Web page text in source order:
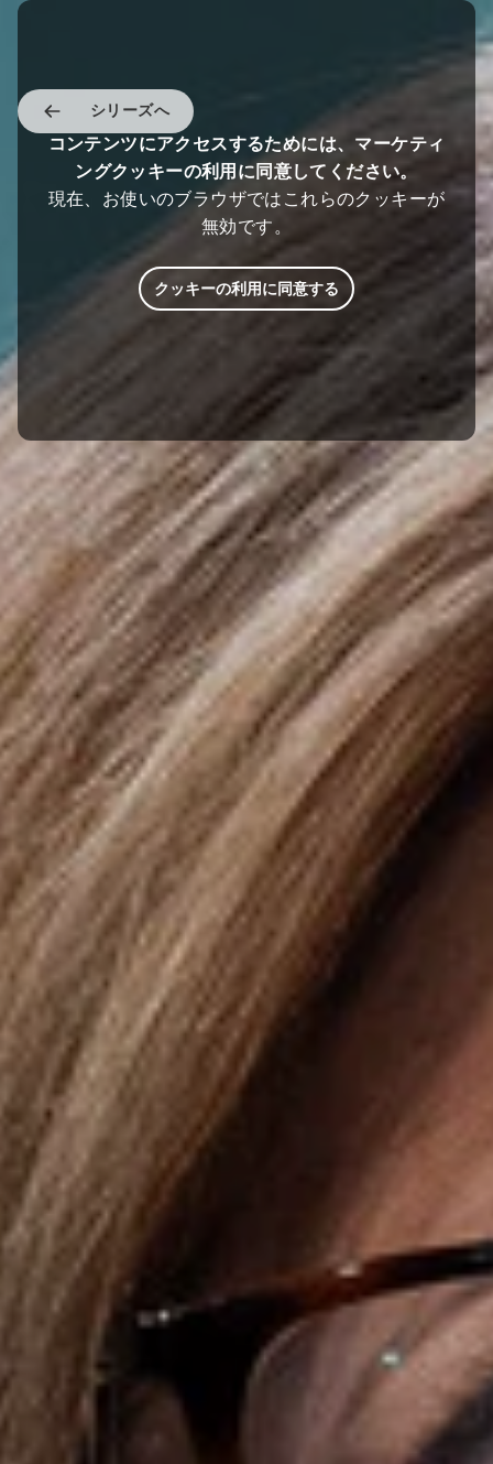
シリーズへ
コンテンツにアクセスするためには、マーケティ
ングクッキーの利用に同意してください。
現在、お使いのブラウザではこれらのクッキーが
無効です。
クッキーの利用に同意する